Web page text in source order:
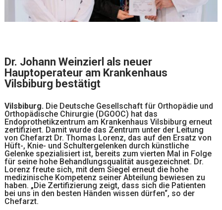
Dr. Johann Weinzierl als neuer
Hauptoperateur am Krankenhaus
Vilsbiburg bestätigt
Vilsbiburg. Die Deutsche Gesellschaft für Orthopädie und
Orthopädische Chirurgie (DGOOC) hat das
Endoprothetikzentrum am Krankenhaus Vilsbiburg erneut
zertifiziert. Damit wurde das Zentrum unter der Leitung
von Chefarzt Dr. Thomas Lorenz, das auf den Ersatz von
Hüft-, Knie- und Schultergelenken durch künstliche
Gelenke spezialisiert ist, bereits zum vierten Mal in Folge
für seine hohe Behandlungsqualität ausgezeichnet. Dr.
Lorenz freute sich, mit dem Siegel erneut die hohe
medizinische Kompetenz seiner Abteilung bewiesen zu
haben. „Die Zertifizierung zeigt, dass sich die Patienten
bei uns in den besten Händen wissen dürfen“, so der
Chefarzt.